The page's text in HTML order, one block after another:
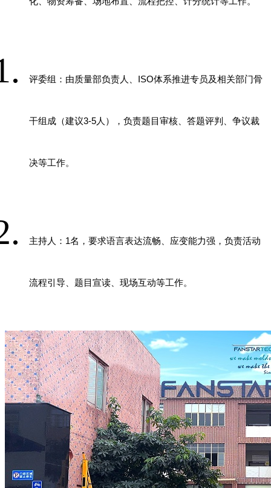
评委组：由质量部负责人、 ISO体系推进专员及相关部门骨
干组成（建议3-5人），负责题目审核、答题评判、争议裁
决等工作。
主持人： 1名，要求语言表达流畅、应变能力强，负责活动
流程引导、题目宣读、现场互动等工作。